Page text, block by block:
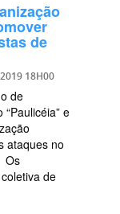
de
18H00
de
e
ataques no
Os
de